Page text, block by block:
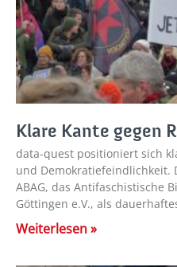
Klare Kante gegen
data-quest positioniert sich
und Demokratiefeindlichkeit.
ABAG, das Antifaschistische
Göttingen e.V., als
Weiterlesen »